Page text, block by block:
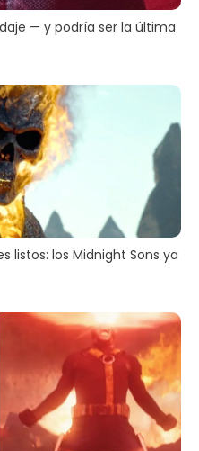
— y podría ser la última
listos: los Midnight Sons ya